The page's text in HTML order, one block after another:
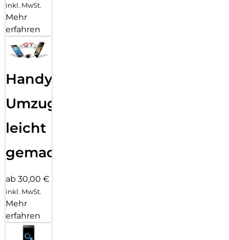
inkl. MwSt.
Mehr
erfahren
Handy
Umzug
leicht
gemacht!
ab 30,00 €
inkl. MwSt.
Mehr
erfahren